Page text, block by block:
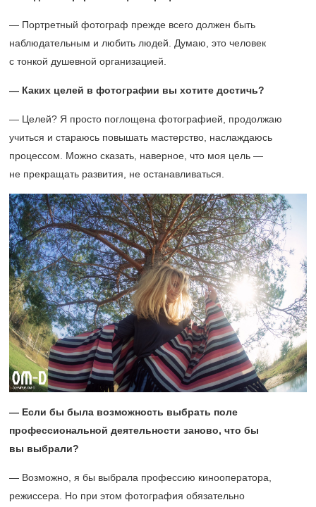
— Портретный фотограф прежде всего должен быть
наблюдательным и любить людей. Думаю, это человек
с тонкой душевной организацией.
— Каких целей в фотографии вы хотите достичь?
— Целей? Я просто поглощена фотографией, продолжаю
учиться и стараюсь повышать мастерство, наслаждаюсь
процессом. Можно сказать, наверное, что моя цель —
не прекращать развития, не останавливаться.
— Если бы была возможность выбрать поле
профессиональной деятельности заново, что бы
вы выбрали?
— Возможно, я бы выбрала профессию кинооператора,
режиссера. Но при этом фотография обязательно